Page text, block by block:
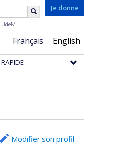
Je donne
Choix
de
la
Français English
Modifier son profil